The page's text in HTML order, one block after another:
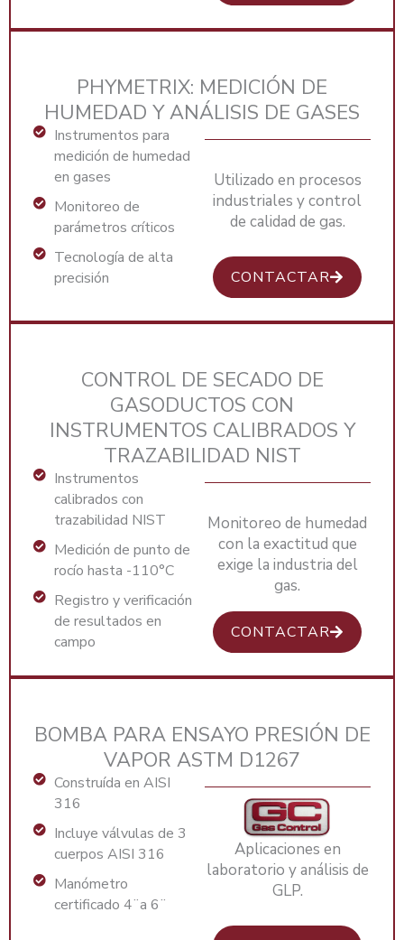
PHYMETRIX: MEDICIÓN DE
HUMEDAD Y ANÁLISIS DE GASES
Instrumentos para
medición de humedad
en gases
Monitoreo de
parámetros críticos
Tecnología de alta
precisión
Utilizado en procesos
industriales y control
de calidad de gas.
CONTACTAR
CONTROL DE SECADO DE
GASODUCTOS CON
INSTRUMENTOS CALIBRADOS Y
TRAZABILIDAD NIST
Instrumentos
calibrados con
trazabilidad NIST
Medición de punto de
rocío hasta -110°C
Registro y verificación
de resultados en
campo
Monitoreo de humedad
con la exactitud que
exige la industria del
gas.
CONTACTAR
BOMBA PARA ENSAYO PRESIÓN DE
VAPOR ASTM D1267
Construída en AISI
316
Incluye válvulas de 3
cuerpos AISI 316
Manómetro
certificado 4¨a 6¨
Aplicaciones en
laboratorio y análisis de
GLP.